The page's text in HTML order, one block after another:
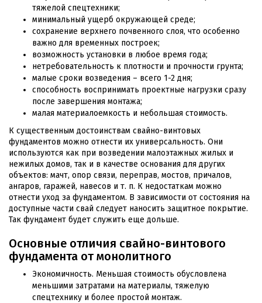
тяжелой спецтехники;
минимальный ущерб окружающей среде;
сохранение верхнего почвенного слоя, что особенно
важно для временных построек;
возможность установки в любое время года;
нетребовательность к плотности и прочности грунта;
малые сроки возведения – всего 1-2 дня;
способность воспринимать проектные нагрузки сразу
после завершения монтажа;
малая материалоемкость и небольшая стоимость.
К существенным достоинствам свайно-винтовых
фундаментов можно отнести их универсальность. Они
используются как при возведении малоэтажных жилых и
нежилых домов, так и в качестве основания для других
объектов: мачт, опор связи, переправ, мостов, причалов,
ангаров, гаражей, навесов и т. п. К недостаткам можно
отнести уход за фундаментом. В зависимости от состояния на
доступные части свай следует наносить защитное покрытие.
Так фундамент будет служить еще дольше.
Основные отличия свайно-винтового
фундамента от монолитного
Экономичность. Меньшая стоимость обусловлена
меньшими затратами на материалы, тяжелую
спецтехнику и более простой монтаж.